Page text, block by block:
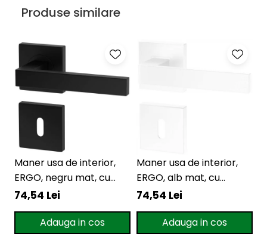
Produse similare
Maner usa de interior,
ERGO, negru mat, cu
rozeta cheie
74,54 Lei
Adauga in cos
Maner usa de interior,
ERGO, alb mat, cu
rozeta cheie
74,54 Lei
Adauga in cos